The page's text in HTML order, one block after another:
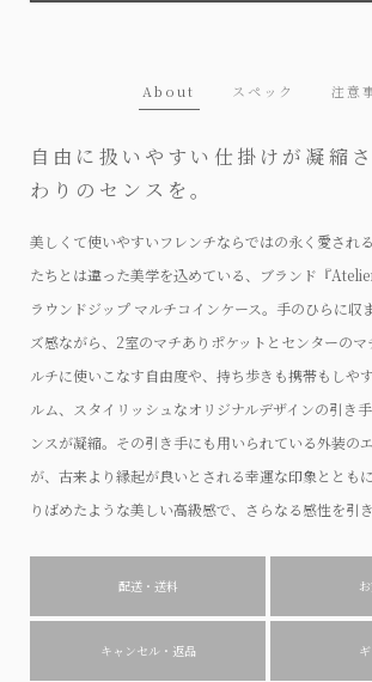
About スペック 注意
自由に扱いやすい仕掛けが凝縮
わりのセンスを。
美しくて使いやすいフレンチならではの永く愛され
たちとは違った美学を込めている、ブランド『
ラウンドジップ マルチコインケース。手のひらに収
ズ感ながら、2室のマチありポケットとセンターの
ルチに使いこなす自由度や、持ち歩きも携帯もしや
ルム、スタイリッシュなオリジナルデザインの引き
ンスが凝縮。その引き手にも用いられている外装の
が、古来より縁起が良いとされる幸運な印象ととも
りばめたような美しい高級感で、さらなる感性を引
配送・送料
キャンセル・返品